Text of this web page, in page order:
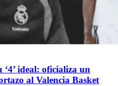
ideal: oficializa un
al Valencia Basket